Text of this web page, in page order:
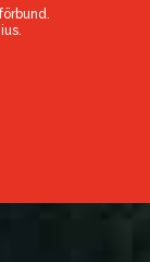
.
.